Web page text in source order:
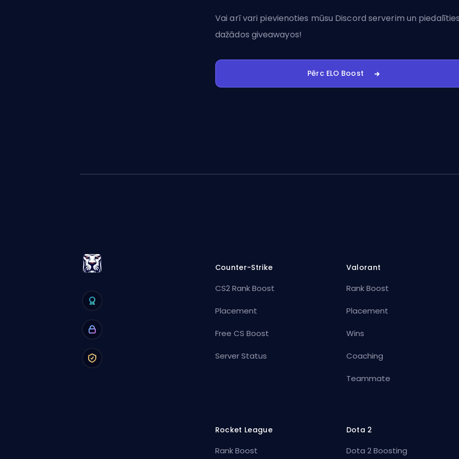
Vai arī vari pievienoties mūsu Discord serverim un
dažādos giveawayos!
Pērc ELO Boost
Counter-Strike
CS2 Rank Boost
Placement
Free CS Boost
Server Status
Valorant
Rank Boost
Placement
Wins
Coaching
Teammate
Rocket League
Rank Boost
Dota 2
Dota 2 Boosting